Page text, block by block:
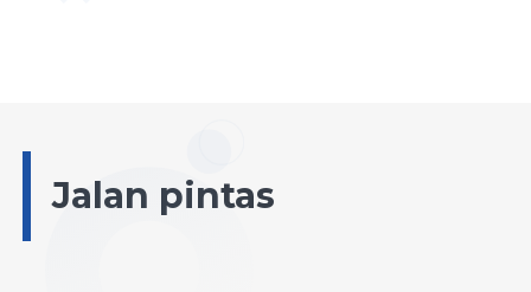
Jalan pintas